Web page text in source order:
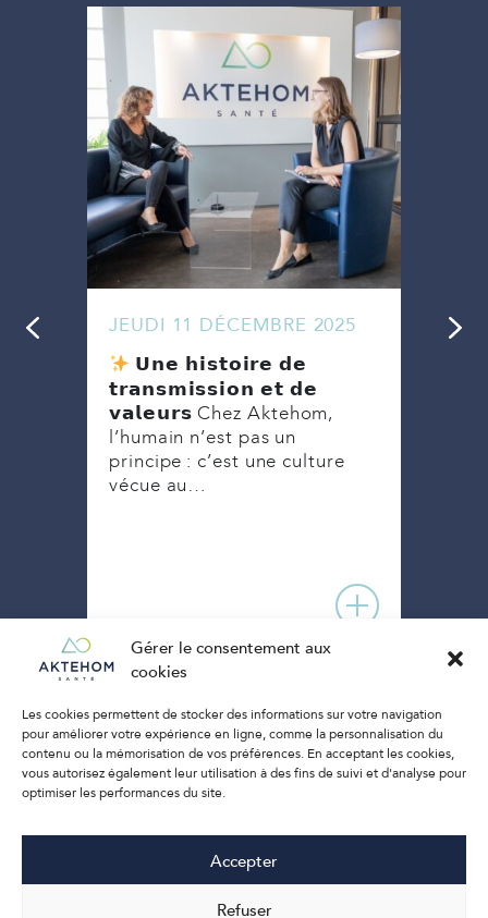
Gérer le consentement aux
cookies
Les cookies permettent de stocker des informations sur votre navigation
pour améliorer votre expérience en ligne, comme la personnalisation du
contenu ou la mémorisation de vos préférences. En acceptant les cookies,
vous autorisez également leur utilisation à des fins de suivi et d'analyse pour
optimiser les performances du site.
Accepter
Refuser
JEUDI 11 DÉCEMBRE 2025
𝗨𝗻𝗲 𝗵𝗶𝘀𝘁𝗼𝗶𝗿𝗲 𝗱𝗲
𝘁𝗿𝗮𝗻𝘀𝗺𝗶𝘀𝘀𝗶𝗼𝗻 𝗲𝘁 𝗱𝗲
𝘃𝗮𝗹𝗲𝘂𝗿𝘀 Chez Aktehom,
l’humain n’est pas un
principe : c’est une culture
vécue au…